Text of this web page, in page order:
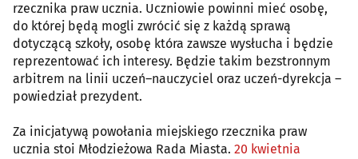
rzecznika praw ucznia. Uczniowie powinni mieć osobę,
do której będą mogli zwrócić się z każdą sprawą
dotyczącą szkoły, osobę która zawsze wysłucha i będzie
reprezentować ich interesy. Będzie takim bezstronnym
arbitrem na linii uczeń–nauczyciel oraz uczeń-dyrekcja –
powiedział prezydent.
Za inicjatywą powołania miejskiego rzecznika praw
ucznia stoi Młodzieżowa Rada Miasta. 20 kwietnia